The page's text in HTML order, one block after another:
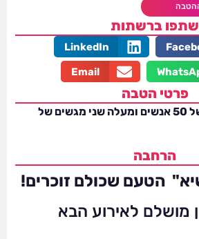
שתפו ברשתות
LinkedIn
Email
פרטי הטבה
על כל סגירת אירוע של 50 אנשים ומעלה שני מגשים של
הרחבה
הטעם שכולם זוכרים!
מושלם לאירוע הבא